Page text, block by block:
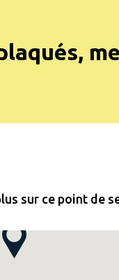
sur ce point de